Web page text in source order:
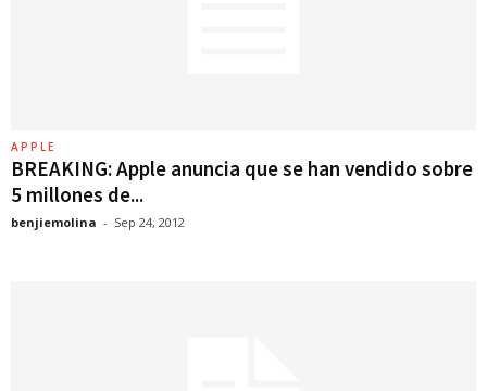
APPLE
BREAKING: Apple anuncia que se han vendido sobre
5 millones de...
benjiemolina - Sep 24, 2012